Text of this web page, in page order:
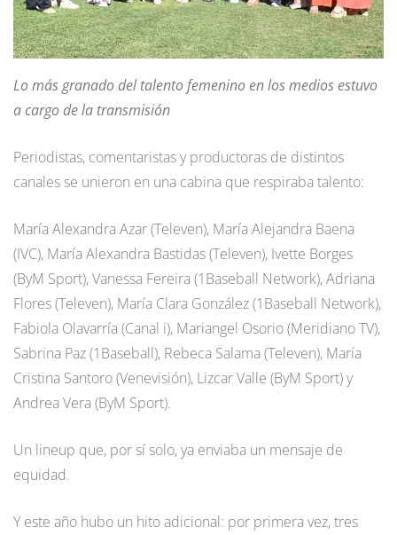
Lo más granado del talento femenino en los medios estuvo
a cargo de la transmisión
Periodistas, comentaristas y productoras de distintos
canales se unieron en una cabina que respiraba talento:
María Alexandra Azar (Televen), María Alejandra Baena
(IVC), María Alexandra Bastidas (Televen), Ivette Borges
(ByM Sport), Vanessa Fereira (1Baseball Network), Adriana
Flores (Televen), María Clara González (1Baseball Network),
Fabiola Olavarría (Canal i), Mariangel Osorio (Meridiano TV),
Sabrina Paz (1Baseball), Rebeca Salama (Televen), María
Cristina Santoro (Venevisión), Lizcar Valle (ByM Sport) y
Andrea Vera (ByM Sport).
Un lineup que, por sí solo, ya enviaba un mensaje de
equidad.
Y este año hubo un hito adicional: por primera vez, tres